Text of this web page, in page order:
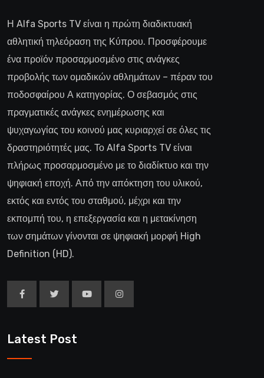
Η Alfa Sports TV είναι η πρώτη διαδικτυακή
αθλητική τηλεόραση της Κύπρου. Προσφέρουμε
ένα προϊόν προσαρμοσμένο στις ανάγκες
προβολής των ομαδικών αθλημάτων – πέραν του
ποδοσφαίρου Α κατηγορίας. Ο σεβασμός στις
πραγματικές ανάγκες ενημέρωσης και
ψυχαγωγίας του κοινού μας κυριαρχεί σε όλες τις
δραστηριότητές μας. Το Alfa Sports TV είναι
πλήρως προσαρμοσμένο με το διαδίκτυο και την
ψηφιακή εποχή. Από την απόκτηση του υλικού,
εκτός και εντός του σταθμού, μέχρι και την
εκπομπή του, η επεξεργασία και η μετακίνηση
των σημάτων γίνονται σε ψηφιακή μορφή High
Definition (HD).
Latest Post